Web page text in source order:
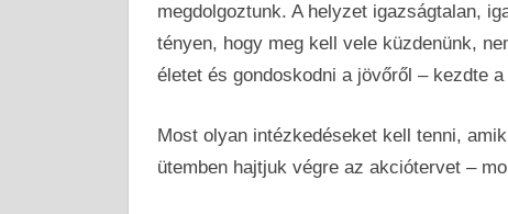
megdolgoztunk. A helyzet igazságtalan,
tényen, hogy meg kell vele küzdenünk,
életet és gondoskodni a jövőről – kezdte
Most olyan intézkedéseket kell tenni,
ütemben hajtjuk végre az akciótervet –